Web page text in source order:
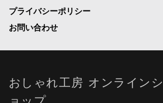
プライバシーポリシー
お問い合わせ
おしゃれ工房 オンラインシ